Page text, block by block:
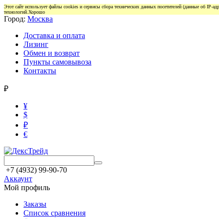
Этот сайт использует файлы cookies и сервисы сбора технических данных посетителей (данные об IP-
технологий. Хорошо
Город: Москва
Доставка и оплата
Лизинг
Обмен и возврат
Пункты самовывоза
Контакты
₽
¥
$
₽
€
+7 (4932) 99-90-70
Аккаунт
Мой профиль
Заказы
Список сравнения